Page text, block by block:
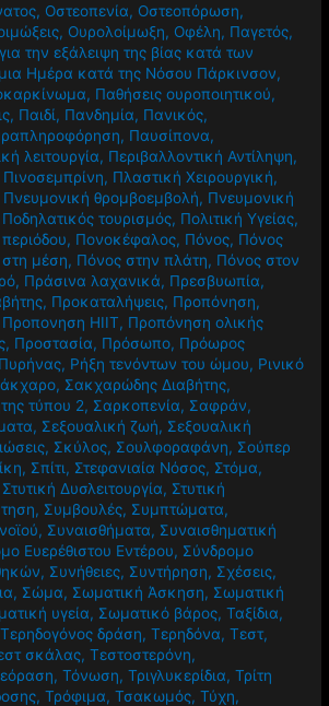
, Οστεοπενία, Οστεοπόρωση,
, Ουρολοίμωξη, Οφέλη, Παγετός,
την εξάλειψη της βίας κατά των
Ημέρα κατά της Νόσου Πάρκινσον,
, Παθήσεις ουροποιητικού,
, Παιδί, Πανδημία, Πανικός,
, Παυσίπονα,
λειτουργία, Περιβαλλοντική Αντίληψη,
Πινοσεμπρίνη, Πλαστική Χειρουργική,
Πνευμονική θρομβοεμβολή, Πνευμονική
Ποδηλατικός τουρισμός, Πολιτική Υγείας,
, Πονοκέφαλος, Πόνος, Πόνος
μέση, Πόνος στην πλάτη, Πόνος στον
, Πράσινα λαχανικά, Πρεσβυωπία,
, Προκαταλήψεις, Προπόνηση,
Προπονηση HIIT, Προπόνηση ολικής
, Προστασία, Πρόσωπο, Πρόωρος
Πυρήνας, Ρήξη τενόντων του ώμου, Ρινικό
, Σακχαρώδης Διαβήτης,
τύπου 2, Σαρκοπενία, Σαφράν,
, Σεξουαλική ζωή, Σεξουαλική
, Σκύλος, Σουλφοραφάνη, Σούπερ
, Σπίτι, Στεφανιαία Νόσος, Στόμα,
Στυτική Δυσλειτουργία, Στυτική
, Συμβουλές, Συμπτώματα,
, Συναισθήματα, Συναισθηματική
Ευερέθιστου Εντέρου, Σύνδρομο
, Συνήθειες, Συντήρηση, Σχέσεις,
, Σώμα, Σωματική Άσκηση, Σωματική
υγεία, Σωματικό βάρος,Ταξίδια,
Τερηδογόνος δράση,Τερηδόνα,Τεστ,
σκάλας,Τεστοστερόνη,
,Τόνωση,Τριγλυκερίδια,Τρίτη
,Τρόφιμα,Τσακωμός,Τύχη,